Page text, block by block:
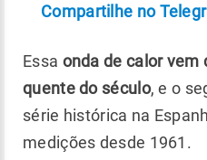
Compartilhe no
Essa onda de calor vem
quente do século, e o
série histórica na
medições desde 1961.